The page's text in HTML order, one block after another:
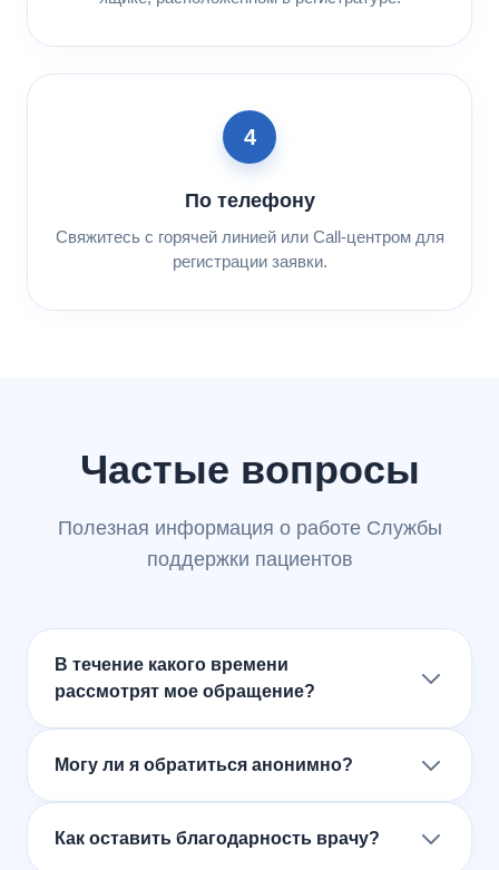
4
По телефону
Свяжитесь с горячей линией или Call-центром для
регистрации заявки.
Частые вопросы
Полезная информация о работе Службы
поддержки пациентов
В течение какого времени
рассмотрят мое обращение?
Могу ли я обратиться анонимно?
Как оставить благодарность врачу?